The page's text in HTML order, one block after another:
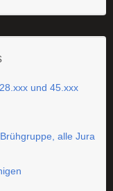
und 45.xxx
alle Jura